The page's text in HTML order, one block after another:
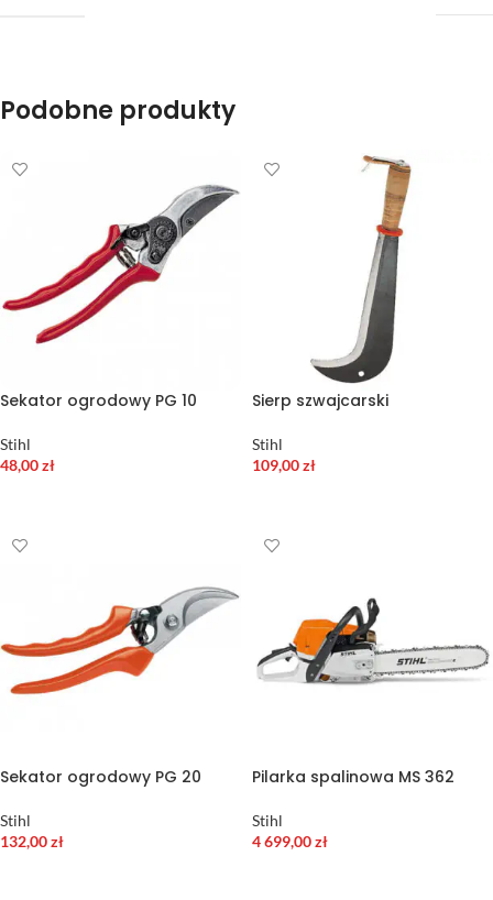
Podobne produkty
Sekator ogrodowy PG 10
Stihl
48,00zł
Sierp szwajcarski
Stihl
109,00zł
Sekator ogrodowy PG 20
Stihl
132,00zł
Pilarka spalinowa MS 362
Stihl
4 699,00zł